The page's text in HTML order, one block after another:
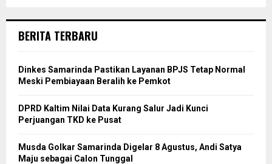
BERITA TERBARU
Dinkes Samarinda Pastikan Layanan BPJS Tetap Normal
Meski Pembiayaan Beralih ke Pemkot
DPRD Kaltim Nilai Data Kurang Salur Jadi Kunci
Perjuangan TKD ke Pusat
Musda Golkar Samarinda Digelar 8 Agustus, Andi Satya
Maju sebagai Calon Tunggal